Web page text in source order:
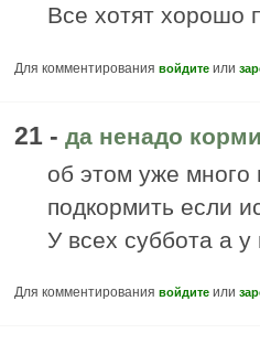
Все хотят хорошо
Для комментирования войдите или
21 - да ненадо
об этом уже много
подкормить если
У всех суббота а у
Для комментирования войдите или